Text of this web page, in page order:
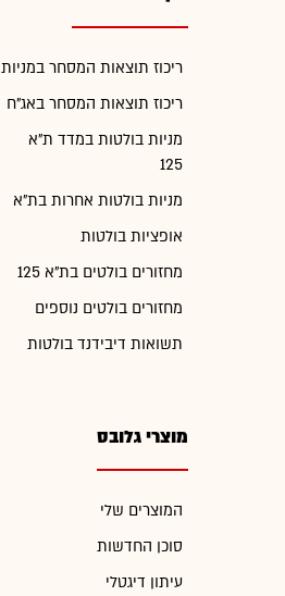
ריכוז תוצאות המסחר במניות
ריכוז תוצאות המסחר באג"ח
מניות בולטות במדד ת"א
125
מניות בולטות אחרות בת"א
אופציות בולטות
מחזורים בולטים בת"א 125
מחזורים בולטים נוספים
תשואות דיבידנד בולטות
מוצרי גלובס
המוצרים שלי
סוכן החדשות
עיתון דיגטלי